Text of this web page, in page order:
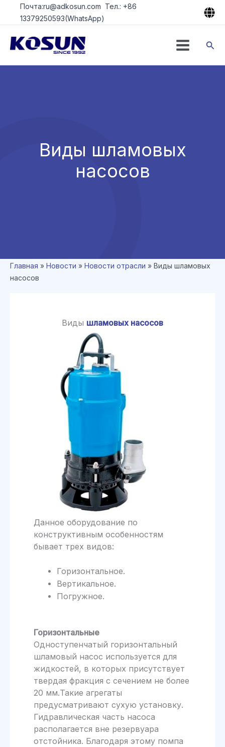
ПерейтиПочта:ru@adkosun.com Тел.: +86
13379250593(WhatsApp)
Виды шламовых
насосов
Главная » Новости » Новости отрасли » Виды шламовых
насосов
Виды шламовых насосов
Данное оборудование по
конструктивным особенностям
бывает трех видов:
Горизонтальное.
Вертикальное.
Погружное.
Горизонтальные
Одноступенчатый горизонтальный
шламовый насос используется для
жидкостей, в которых присутствует
твердая фракция с сечением не более
20 мм.Такие агрегаты
предусматривают сухую установку.
Гидравлическая часть насоса
располагается вне резервуара
отстойника. Благодаря этому помпа